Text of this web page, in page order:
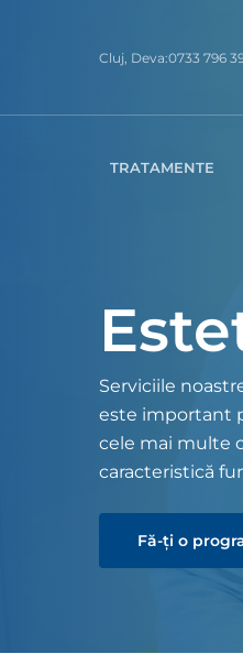
Cluj, Deva:0733 796
TRATAMENTE
Serviciile
este important
cele mai multe
caracteristică
Fă-ți o